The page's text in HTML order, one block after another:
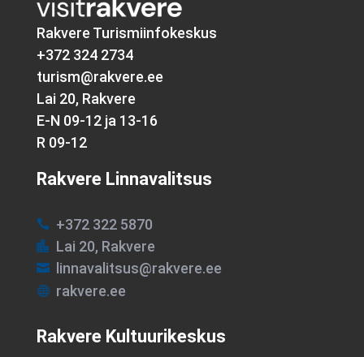
Rakvere Turismiinfokeskus
+372 324 2734
turism@rakvere.ee
Lai 20, Rakvere
E-N 09-12 ja 13-16
R 09-12
Rakvere Linnavalitsus
 +372 322 5870
 Lai 20, Rakvere
 linnavalitsus@rakvere.ee
 rakvere.ee
Rakvere Kultuurikeskus